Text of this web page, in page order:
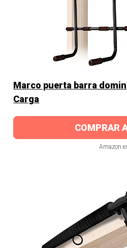
Marco puerta barra
Carga
COMPRAR